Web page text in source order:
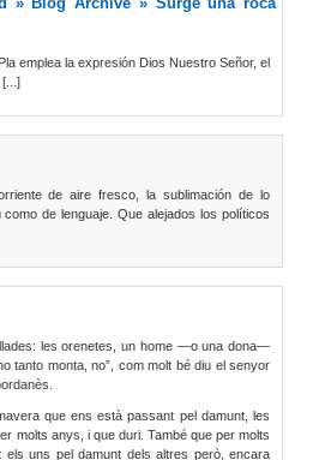
emplea la expresión Dios Nuestro Señor, el
[...]
de aire fresco, la sublimación de lo
de lenguaje. Que alejados los políticos
les orenetes, un home —o una dona—
tanto monta, no”, com molt bé diu el senyor
que ens està passant pel damunt, les
molts anys, i que duri. També que per molts
uns pel damunt dels altres però, encara